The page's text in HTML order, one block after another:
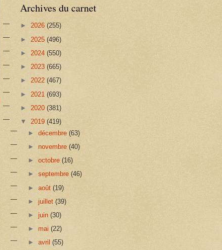
Archives du carnet
► 2026 (255)
► 2025 (496)
► 2024 (550)
► 2023 (665)
► 2022 (467)
► 2021 (693)
► 2020 (381)
▼ 2019 (419)
►décembre(63)
►novembre(40)
►octobre(16)
►septembre(46)
►août(19)
► juillet(39)
►juin(30)
► mai(22)
►avril(55)